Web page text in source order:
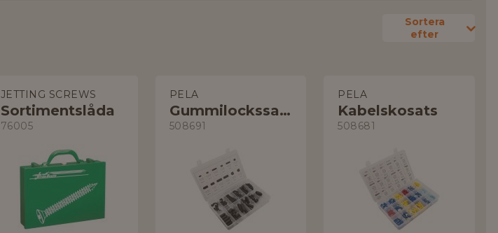
Sortera
efter
JETTING SCREWS
Sortimentslåda
76005
PELA
Gummilockssats
508691
PELA
Kabelskosats
508681